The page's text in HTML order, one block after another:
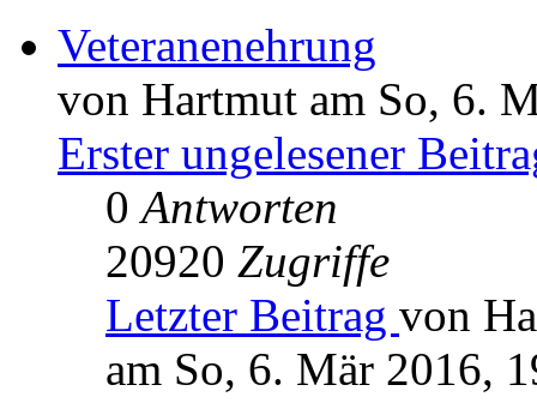
Veteranenehrung
von Hartmut am So, 6.
Erster ungelesener
0Antworten
20920 Zugriffe
Letzter Beitrag von
am So, 6. Mär 2016,